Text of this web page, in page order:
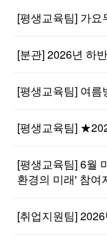
[평생교육팀] 가요
[분관] 2026년 하
[평생교육팀] 여름
[평생교육팀]
[평생교육팀] 6월
환경의 미래' 참여
[취업지원팀]